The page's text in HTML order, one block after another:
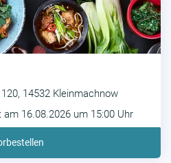
14532 Kleinmachnow
am 16.08.2026 um 15:00 Uhr